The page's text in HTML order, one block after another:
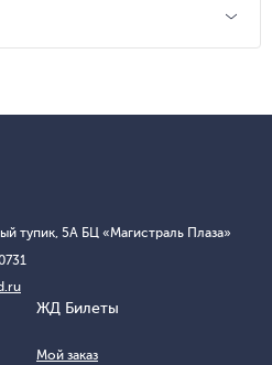
тупик, 5А БЦ «Магистраль Плаза»
ЖД Билеты
Мой заказ